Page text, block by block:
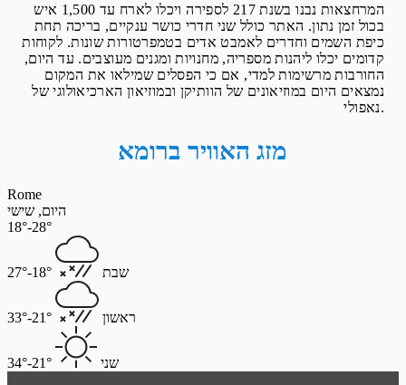
המרחצאות נבנו בשנת 217 לספירה ויכלו לארח עד 1,500 איש
בכול זמן נתון. האתר כולל שני חדרי כושר ענקיים, בריכה תחת
כיפת השמים וחדרים לאמבט אדים בטמפרטורות שונות. לקוחות
קדומים יכלו ליהנות מספריה, מחנויות ומגנים מעוצבים. עד היום,
החורבות מרשימות למדי, אם כי הפסלים שמילאו את המקום
נמצאים היום במוזיאונים של הוותיקן ובמוזיאון הארכיאולוגי של
נאפולי.
מזג האוויר ברומא
Rome
היום, שישי
18°-28°
שבת 18°-27°
ראשון 21°-33°
שני 21°-34°